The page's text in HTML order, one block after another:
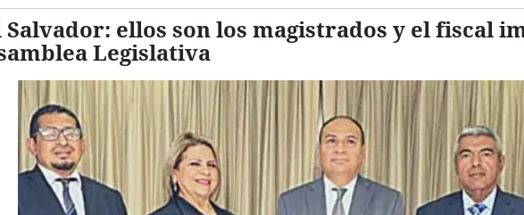
Salvador: ellos son los magistrados y el fiscal
Legislativa